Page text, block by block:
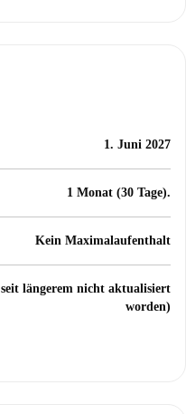
1. Juni 2027
1 Monat (30 Tage).
Kein Maximalaufenthalt
längerem nicht aktualisiert
worden)